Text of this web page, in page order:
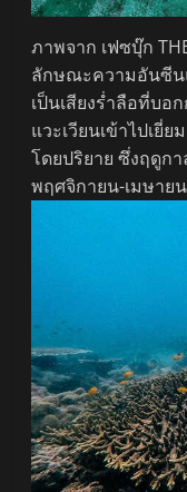
ภาพจาก เฟซบุ๊ก
ลักษณะความอันซีน
เป็นเสียงร่ำลือที่บอ
แวะเวียนเข้าไปเยี่
โดยปริยาย ซึ่งฤดูก
พฤศจิกายน-เมษายน